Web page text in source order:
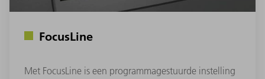
FocusLine
Met FocusLine is een programmagestuurde instelling